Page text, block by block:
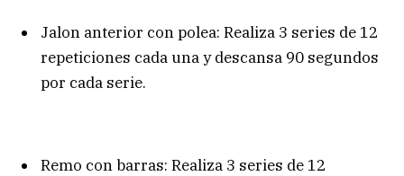
Jalon anterior con polea: Realiza 3 series de 12
repeticiones cada una y descansa 90 segundos
por cada serie.
Remo con barras: Realiza 3 series de 12